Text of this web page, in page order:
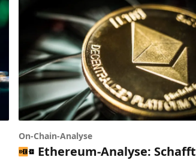
On-Chain-Analyse
Ethereum-Analyse: Schafft